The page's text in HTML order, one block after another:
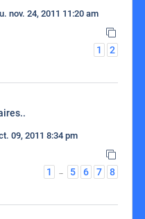
nov. 24, 2011 11:20 am
1
2
09, 2011 8:34 pm
1
5 6 7 8